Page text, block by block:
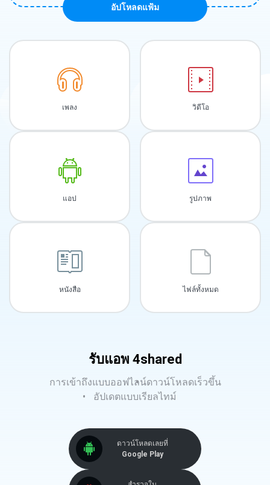
อัปโหลดแฟ้ม
เพลง วิดีโอ
แอป รูปภาพ
หนังสือ ไฟล์ทั้งหมด
รับแอพ 4shared
การเข้าถึงแบบออฟไลน์ดาวน์โหลดเร็วขึ้น
อัปเดตแบบเรียลไทม์
ดาวน์โหลดเลยที่
Google Play